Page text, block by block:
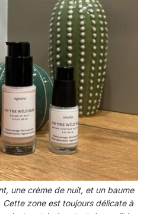
une crème de nuit, et un baume
zone est toujours délicate à